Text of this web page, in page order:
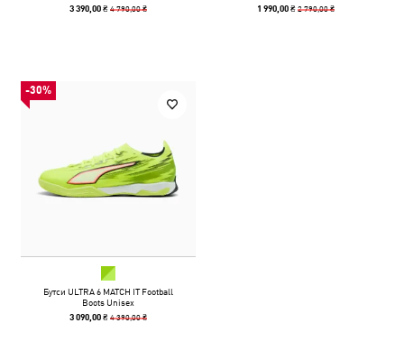
3 390,00 ₴4 790,00 ₴ 1 990,00 ₴2 790,00 ₴
-30%
Бутси ULTRA 6 MATCH IT Football
Boots Unisex
3 090,00 ₴4 390,00 ₴